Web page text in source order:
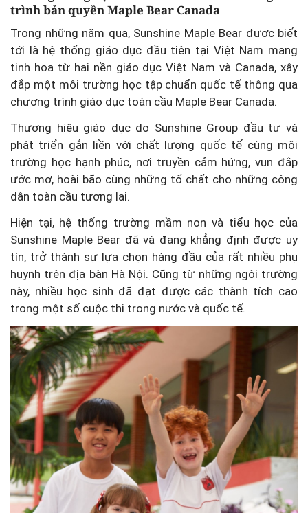
trình bản quyền Maple Bear Canada
Trong những năm qua, Sunshine Maple Bear được biết
tới là hệ thống giáo dục đầu tiên tại Việt Nam mang
tinh hoa từ hai nền giáo dục Việt Nam và Canada, xây
đắp một môi trường học tập chuẩn quốc tế thông qua
chương trình giáo dục toàn cầu Maple Bear Canada.
Thương hiệu giáo dục do Sunshine Group đầu tư và
phát triển gắn liền với chất lượng quốc tế cùng môi
trường học hạnh phúc, nơi truyền cảm hứng, vun đắp
ước mơ, hoài bão cùng những tố chất cho những công
dân toàn cầu tương lai.
Hiện tại, hệ thống trường mầm non và tiểu học của
Sunshine Maple Bear đã và đang khẳng định được uy
tín, trở thành sự lựa chọn hàng đầu của rất nhiều phụ
huynh trên địa bàn Hà Nội. Cũng từ những ngôi trường
này, nhiều học sinh đã đạt được các thành tích cao
trong một số cuộc thi trong nước và quốc tế.